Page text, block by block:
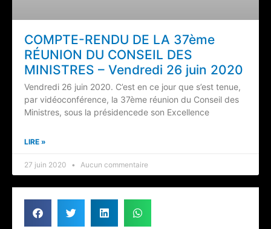
COMPTE-RENDU DE LA 37ème
RÉUNION DU CONSEIL DES
MINISTRES – Vendredi 26 juin 2020
Vendredi 26 juin 2020. C’est en ce jour que s’est tenue,
par vidéoconférence, la 37ème réunion du Conseil des
Ministres, sous la présidencede son Excellence
LIRE »
27 juin 2020 Aucun commentaire